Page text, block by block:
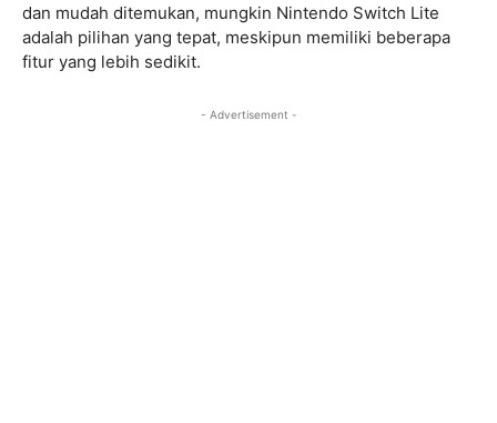
dan mudah ditemukan, mungkin Nintendo Switch Lite
adalah pilihan yang tepat, meskipun memiliki beberapa
fitur yang lebih sedikit.
- Advertisement -